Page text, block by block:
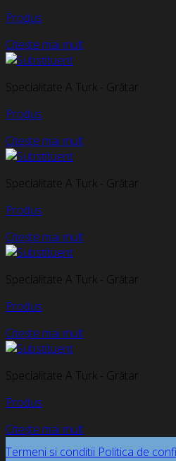
Produs
Citește mai mult
Specialitate A Turk - Grătar
Produs
Citește mai mult
Specialitate A Turk - Grătar
Produs
Citește mai mult
Specialitate A Turk - Grătar
Produs
Citește mai mult
Specialitate A Turk - Grătar
Produs
Citește mai mult
Termeni si conditii Politica de